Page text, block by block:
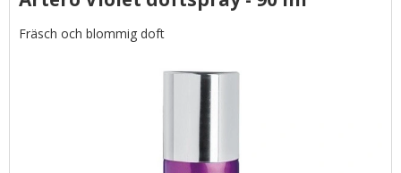
Fräsch och blommig doft